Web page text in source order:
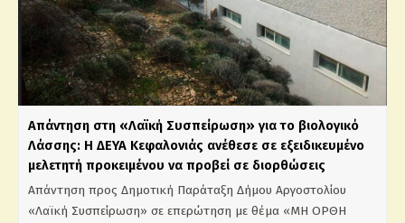
Απάντηση στη «Λαϊκή Συσπείρωση» για το βιολογικό
Λάσσης: Η ΔΕΥΑ Κεφαλονιάς ανέθεσε σε εξειδικευμένο
μελετητή προκειμένου να προβεί σε διορθώσεις
Απάντηση προς Δημοτική Παράταξη Δήμου Αργοστολίου
«Λαϊκή Συσπείρωση» σε επερώτηση με θέμα «ΜΗ ΟΡΘΗ